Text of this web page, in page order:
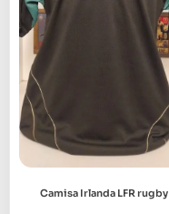
Camisa Irlanda LFR rugby